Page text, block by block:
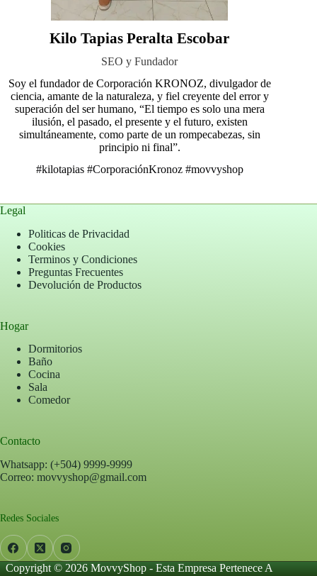
Kilo Tapias Peralta Escobar
SEO y Fundador
Soy el fundador de Corporación KRONOZ, divulgador de
ciencia, amante de la naturaleza, y fiel creyente del error y
superación del ser humano, “El tiempo es solo una mera
ilusión, el pasado, el presente y el futuro, existen
simultáneamente, como parte de un rompecabezas, sin
principio ni final”.
#kilotapias #CorporaciónKronoz #movvyshop
Legal
Politicas de Privacidad
Cookies
Terminos y Condiciones
Preguntas Frecuentes
Devolución de Productos
Hogar
Dormitorios
Baño
Cocina
Sala
Comedor
Contacto
Whatsapp: (+504) 9999-9999
Correo: movvyshop@gmail.com
Redes Sociales
Copyright © 2026 MovvyShop - Esta Empresa Pertenece A